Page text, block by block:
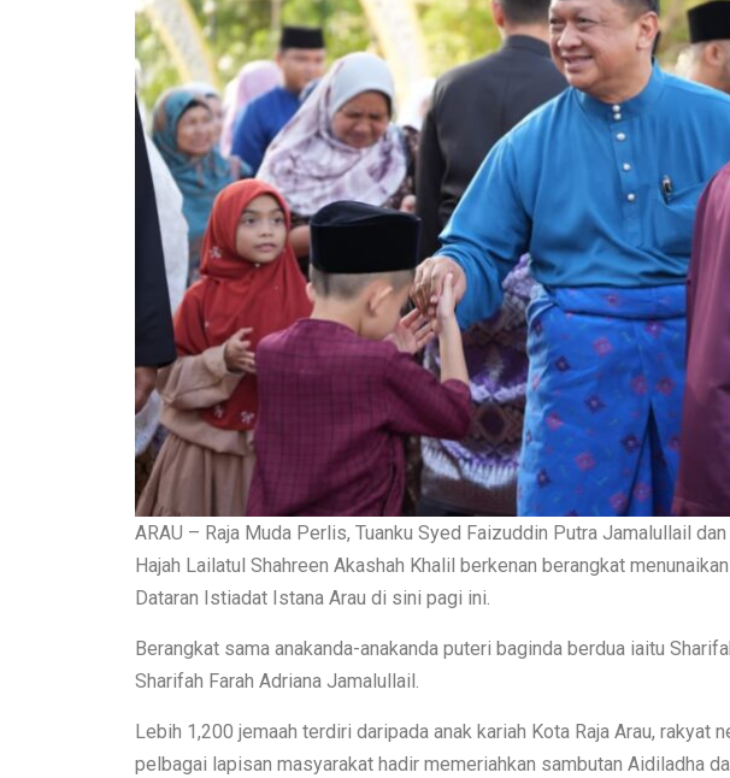
ARAU – Raja Muda Perlis, Tuanku Syed Faizuddin Putra Jamalullail
Hajah Lailatul Shahreen Akashah Khalil berkenan berangkat
Dataran Istiadat Istana Arau di sini pagi ini.
Berangkat sama anakanda-anakanda puteri baginda berdua iaitu
Sharifah Farah Adriana Jamalullail.
Lebih 1,200 jemaah terdiri daripada anak kariah Kota Raja Arau, rakyat
pelbagai lapisan masyarakat hadir memeriahkan sambutan Aidiladha